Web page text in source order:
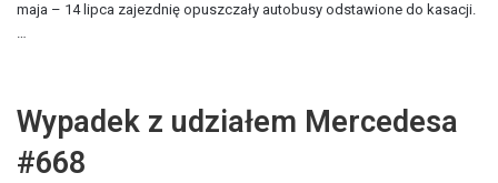
maja – 14 lipca zajezdnię opuszczały autobusy odstawione do kasacji.
…
Wypadek z udziałem Mercedesa
#668